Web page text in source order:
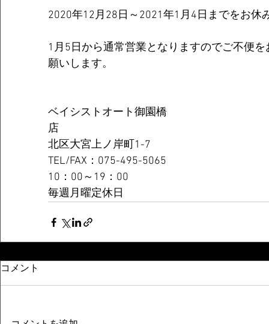
2020年12月28日～2021年1月4日までをお休
1月5日から通常営業となりますのでご不便
願いします。
ベイシストオート御園橋
店　　　　　　　　　　　　　　　　　　
北区大宮上ノ岸町1-7
TEL/FAX：075-495-5065
10：00～19：00
毎週月曜定休日
コメント